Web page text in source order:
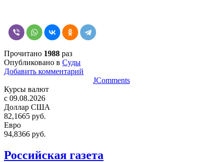
Прочитано 1988 раз
Опубликовано в Суды
Добавить комментарий
JComments
Курсы валют
c 09.08.2026
Доллар США
82,1665 руб.
Евро
94,8366 руб.
Российская газета